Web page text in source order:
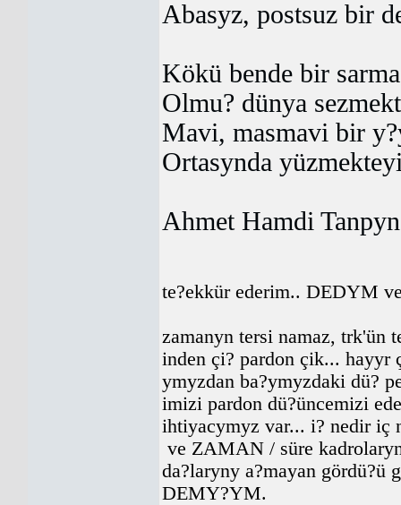
Abasyz, postsuz bir
Kökü bende bir
Olmu? dünya
Mavi, masmavi bir
Ortasynda
Ahmet Hamdi
te?ekkür ederim.. DEDYM
zamanyn tersi namaz, trk'ün
inden çi? pardon çik... hayyr
ymyzdan ba?ymyzdaki dü?
imizi pardon dü?üncemizi
ihtiyacymyz var... i? nedir iç
ve ZAMAN / süre
da?laryny a?mayan gördü?ü
DEMY?YM.